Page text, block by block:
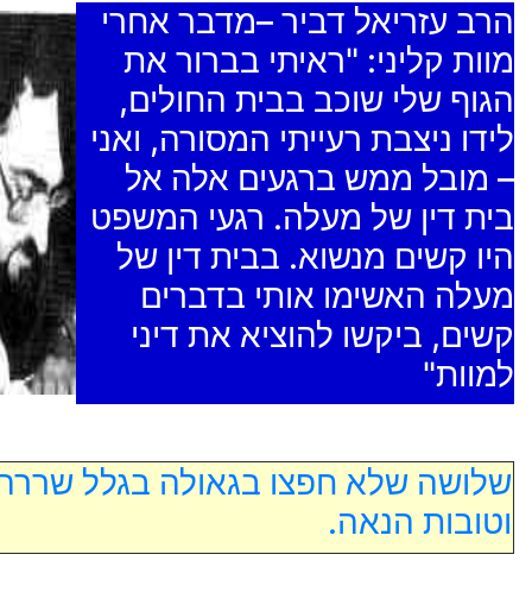
הרב עזריאל דביר –מדבר אחרי
מוות קליני: "ראיתי בברור את
הגוף שלי שוכב בבית החולים,
לידו ניצבת רעייתי המסורה, ואני
– מובל ממש ברגעים אלה אל
בית דין של מעלה. רגעי המשפט
היו קשים מנשוא. בבית דין של
מעלה האשימו אותי בדברים
קשים, ביקשו להוציא את דיני
למוות"
שלושה שלא חפצו בגאולה בגלל
וטובות הנאה.